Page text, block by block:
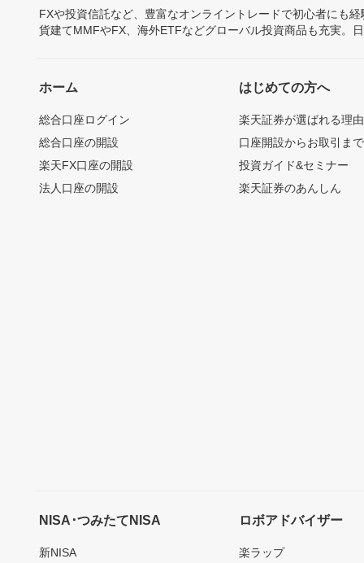
FXや投資信託など、豊富なオンライントレードで初心者にも
貨建てMMFやFX、海外ETFなどグローバル投資商品も充実。
ホーム
総合口座ログイン
総合口座の開設
楽天FX口座の開設
法人口座の開設
はじめての方へ
楽天証券が選ばれる理由
口座開設からお取引ま
投資ガイド&セミナー
楽天証券のあんしん
NISA･つみたてNISA
新NISA
ロボアドバイザー
楽ラップ